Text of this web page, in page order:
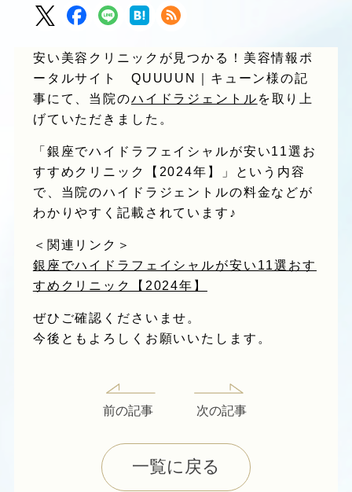
安い美容クリニックが見つかる！美容情報ポ
ータルサイト QUUUUN｜キューン様の記
事にて、当院のハイドラジェントル を取り上
げていただきました。
「銀座でハイドラフェイシャルが安い11選お
すすめクリニック【2024年】」という内容
で、当院のハイドラジェントルの料金などが
わかりやすく記載されています♪
＜関連リンク＞
銀座でハイドラフェイシャルが安い11選おす
すめクリニック【2024年】
ぜひご確認くださいませ。
今後ともよろしくお願いいたします。
前の記事
一覧に戻る
次の記事